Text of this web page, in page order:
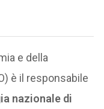
e della
è il responsabile
nazionale di